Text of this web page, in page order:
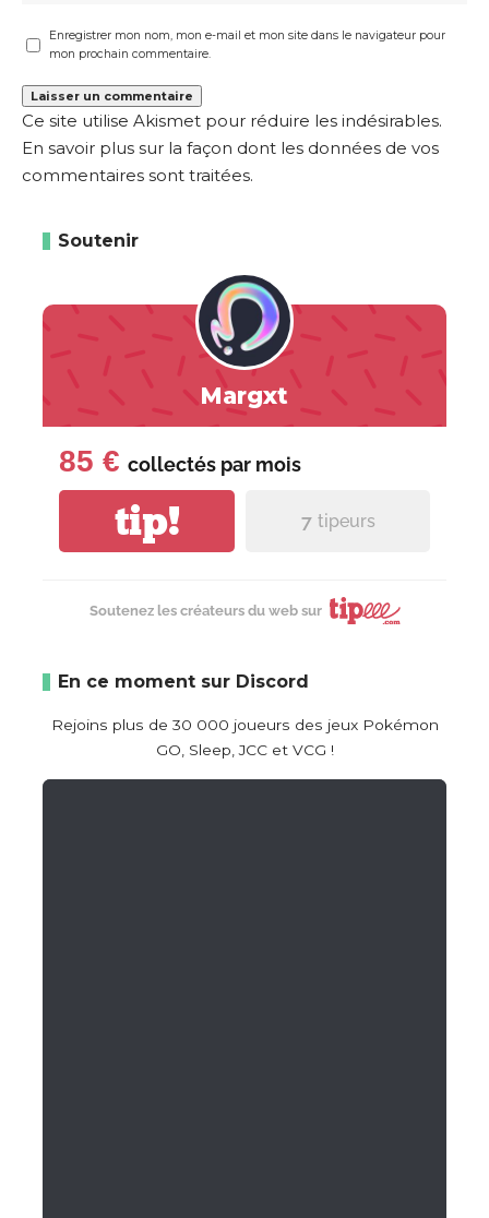
Enregistrer mon nom, mon e-mail et mon site dans le navigateur pour
mon prochain commentaire.
Ce site utilise Akismet pour réduire les indésirables.
En savoir plus sur la façon dont les données de vos
commentaires sont traitées.
Soutenir
Margxt
85 € collectés par mois
tip! 7 tipeurs
Soutenez les créateurs du web sur
En ce moment sur Discord
Rejoins plus de 30 000 joueurs des jeux Pokémon
GO, Sleep, JCC et VCG !